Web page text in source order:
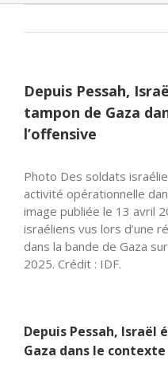
Depuis Pessah,
tampon de Gaza
l’offensive
Photo Des soldats
activité opérationnelle
image publiée le 13 avril
israéliens vus lors d’une
dans la bande de Gaza
2025. Crédit : IDF.
Depuis Pessah, Israël
Gaza dans le contexte